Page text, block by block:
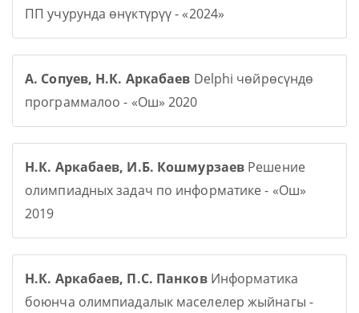
ПП учурунда өнүктүрүү - «2024»
А. Сопуев, Н.К. Аркабаев Delphi чөйрөсүндө
программалоо - «Ош» 2020
Н.К. Аркабаев, И.Б. Кошмурзаев Решение
олимпиадных задач по информатике - «Ош»
2019
Н.К. Аркабаев, П.С. ПанковИнформатика
боюнча олимпиадалык маселелер жыйнагы -